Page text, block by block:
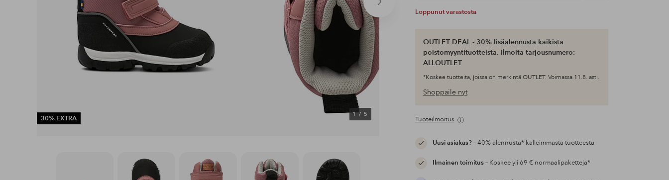
Seuraava
30% EXTRA
1/ 5
Loppunut varastosta
OUTLET DEAL - 30% lisäalennusta kaikista
poistomyyntituotteista. Ilmoita tarjousnumero:
ALLOUTLET
*Koskee tuotteita, joissa on merkintä OUTLET. Voimassa 11.8. asti.
Shoppaile nyt
Tuoteilmoitus
Uusi asiakas?– 40% alennusta* kalleimmasta tuotteesta
Ilmainen toimitus– Koskee yli 69 € normaalipaketteja*